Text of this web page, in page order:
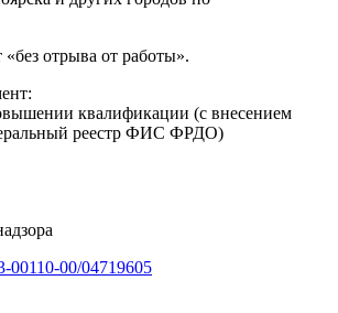
отрыва от работы».
квалификации (с внесением
реестр ФИС ФРДО)
00/04719605